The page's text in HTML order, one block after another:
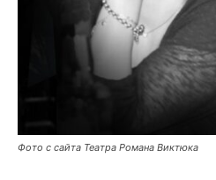
Фото с сайта Театра Романа Виктюка